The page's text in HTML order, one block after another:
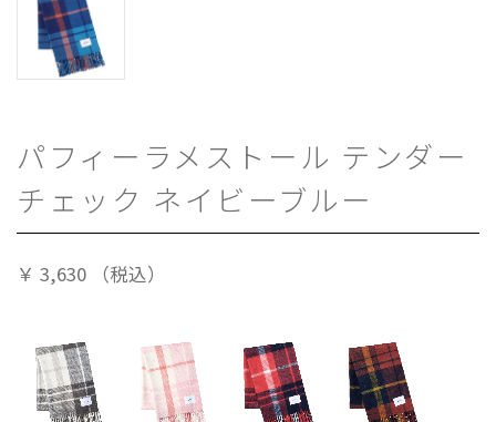
パフィーラメストール テンダー
チェック ネイビーブルー
￥ 3,630 （税込）